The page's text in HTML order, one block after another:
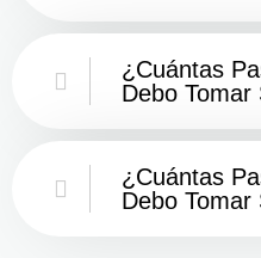
¿Cuántas
Debo Tomar
¿Cuántas
Debo Tomar